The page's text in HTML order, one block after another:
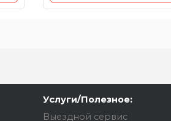
Услуги/Полезное:
Выездной сервис